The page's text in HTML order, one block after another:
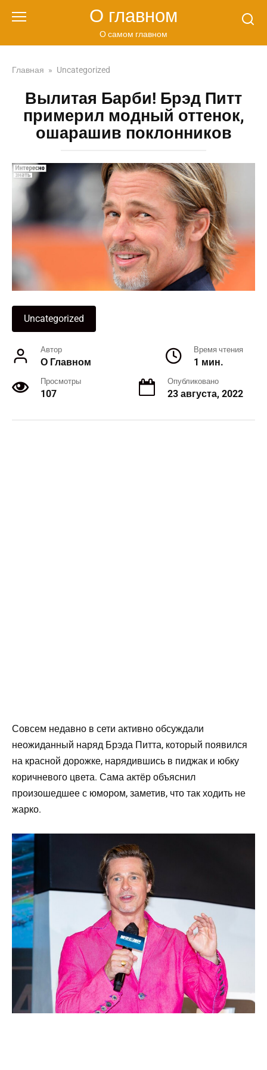
О главном
О самом главном
Главная » Uncategorized
Вылитая Барби! Брэд Питт
примерил модный оттенок,
ошарашив поклонников
Uncategorized
Автор
О Главном
Время чтения
1 мин.
Просмотры
107
Опубликовано
23 августа, 2022
Совсем недавно в сети активно обсуждали
неожиданный наряд Брэда Питта, который появился
на красной дорожке, нарядившись в пиджак и юбку
коричневого цвета. Сама актёр объяснил
произошедшее с юмором, заметив, что так ходить не
жарко.